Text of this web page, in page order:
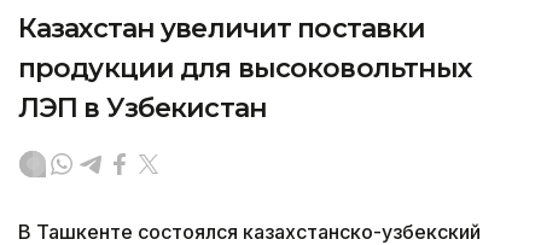
Казахстан увеличит поставки
продукции для высоковольтных
ЛЭП в Узбекистан
В Ташкенте состоялся казахстанско-узбекский